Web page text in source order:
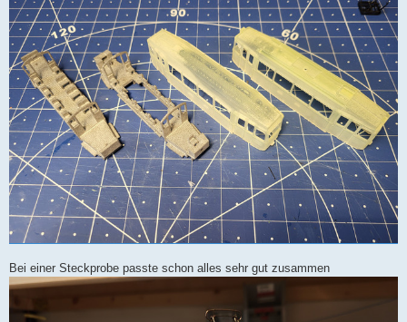
Bei einer Steckprobe passte schon alles sehr gut zusammen